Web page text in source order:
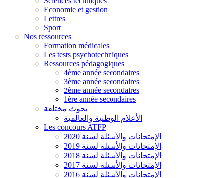
Economie et gestion
Lettres
Sport
Nos ressources
Formation médicales
Les tests psychotechniques
Ressources pédagogiques
4ème année secondaires
3ème année secondaires
2ème année secondaires
1ère année secondaires
بحوث مختلفة
الأعلام الوطنية والعالمية
Les concours ATFP
الإمتحانات والأسئلة لسنة 2020
الإمتحانات والأسئلة لسنة 2019
الإمتحانات والأسئلة لسنة 2018
الإمتحانات والأسئلة لسنة 2017
الإمتحانات والأسئلة لسنة 2016